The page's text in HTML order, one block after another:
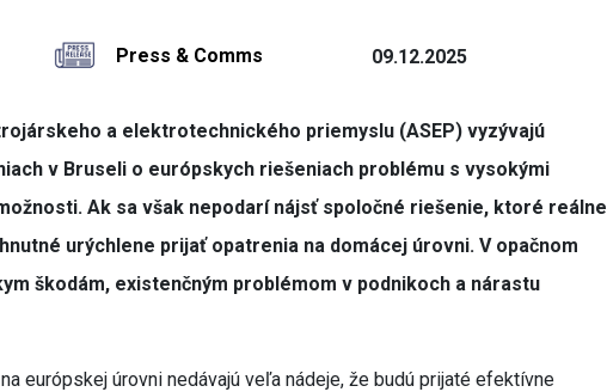
Press & Comms 09.12.2025
a elektrotechnického priemyslu (ASEP) vyzývajú
v Bruseli o európskych riešeniach problému s vysokými
Ak sa však nepodarí nájsť spoločné riešenie, ktoré reálne
urýchlene prijať opatrenia na domácej úrovni. V opačnom
škodám, existenčným problémom v podnikoch a nárastu
európskej úrovni nedávajú veľa nádeje, že budú prijaté efektívne